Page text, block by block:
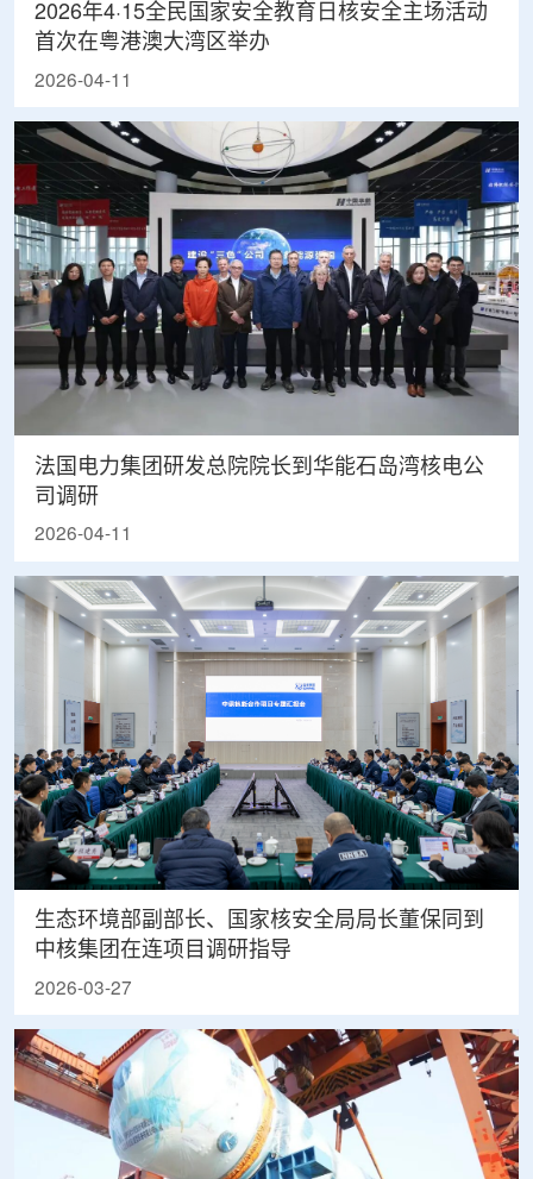
2026年4·15全民国家安全教育日核安全主场活动
首次在粤港澳大湾区举办
2026-04-11
法国电力集团研发总院院长到华能石岛湾核电公
司调研
2026-04-11
生态环境部副部长、国家核安全局局长董保同到
中核集团在连项目调研指导
2026-03-27